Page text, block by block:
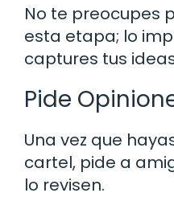
No te preocupes
esta etapa; lo
captures tus
Pide
Una vez que
cartel, pide a
lo revisen.